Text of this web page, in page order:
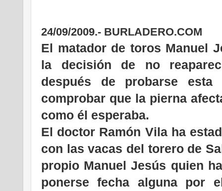
24/09/2009.- BURLADERO.COM
El matador de toros Manuel
la decisión de no
después de probarse
comprobar que la pierna
como él esperaba.
El doctor Ramón Vila ha
con las vacas del torero de
propio Manuel Jesús quien
ponerse fecha alguna por